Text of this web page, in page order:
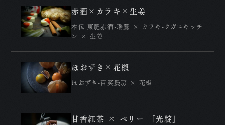
赤酒×カラキ×生姜
本伝 東肥赤酒-瑞鷹 × カラキ-クガニキッチ
ン × 生姜
ほおずき×花椒
ほおずき-百笑農房 × 花椒
甘香紅茶 × ベリー 「光綻」